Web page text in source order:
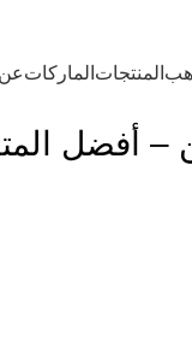
المنتجات الماركات
أفضل